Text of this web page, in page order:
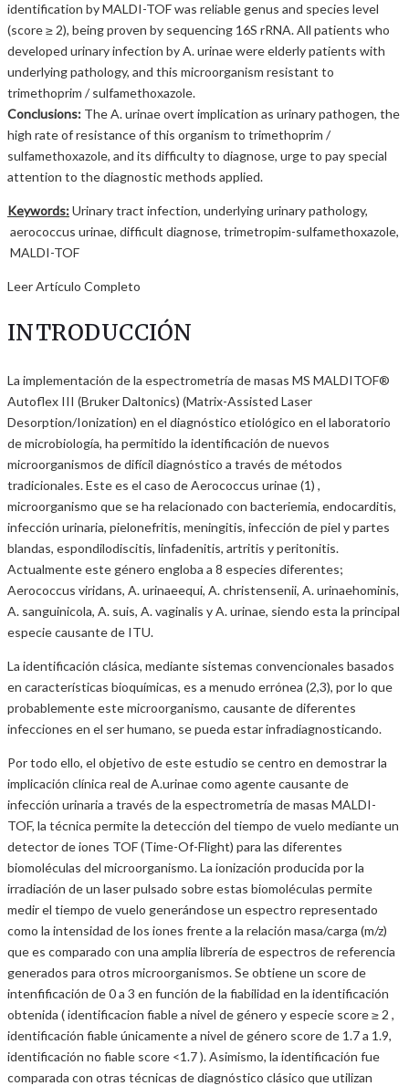
identification by MALDI-TOF was reliable genus and species level
(score ≥ 2), being proven by sequencing 16S rRNA. All patients who
developed urinary infection by A. urinae were elderly patients with
underlying pathology, and this microorganism resistant to
trimethoprim / sulfamethoxazole.
Conclusions: The A. urinae overt implication as urinary pathogen, the
high rate of resistance of this organism to trimethoprim /
sulfamethoxazole, and its difficulty to diagnose, urge to pay special
attention to the diagnostic methods applied.
Keywords:Urinary tract infection, underlying urinary pathology,
aerococcus urinae, difficult diagnose, trimetropim-sulfamethoxazole,
MALDI-TOF
Leer Artículo Completo
INTRODUCCIÓN
La implementación de la espectrometría de masas MS MALDITOF®
Autoflex III (Bruker Daltonics) (Matrix-Assisted Laser
Desorption/Ionization) en el diagnóstico etiológico en el laboratorio
de microbiología, ha permitido la identificación de nuevos
microorganismos de difícil diagnóstico a través de métodos
tradicionales. Este es el caso de Aerococcus urinae (1) ,
microorganismo que se ha relacionado con bacteriemia, endocarditis,
infección urinaria, pielonefritis, meningitis, infección de piel y partes
blandas, espondilodiscitis, linfadenitis, artritis y peritonitis.
Actualmente este género engloba a 8 especies diferentes;
Aerococcus viridans, A. urinaeequi, A. christensenii, A. urinaehominis,
A. sanguinicola, A. suis, A. vaginalis y A. urinae, siendo esta la principal
especie causante de ITU.
La identificación clásica, mediante sistemas convencionales basados
en características bioquímicas, es a menudo errónea (2,3), por lo que
probablemente este microorganismo, causante de diferentes
infecciones en el ser humano, se pueda estar infradiagnosticando.
Por todo ello, el objetivo de este estudio se centro en demostrar la
implicación clínica real de A.urinae como agente causante de
infección urinaria a través de la espectrometría de masas MALDI-
TOF, la técnica permite la detección del tiempo de vuelo mediante un
detector de iones TOF (Time-Of-Flight) para las diferentes
biomoléculas del microorganismo. La ionización producida por la
irradiación de un laser pulsado sobre estas biomoléculas permite
medir el tiempo de vuelo generándose un espectro representado
como la intensidad de los iones frente a la relación masa/carga (m/z)
que es comparado con una amplia librería de espectros de referencia
generados para otros microorganismos. Se obtiene un score de
intenfificación de 0 a 3 en función de la fiabilidad en la identificación
obtenida ( identificacion fiable a nivel de género y especie score ≥ 2 ,
identificación fiable únicamente a nivel de género score de 1.7 a 1.9,
identificación no fiable score <1.7 ). Asimismo, la identificación fue
comparada con otras técnicas de diagnóstico clásico que utilizan